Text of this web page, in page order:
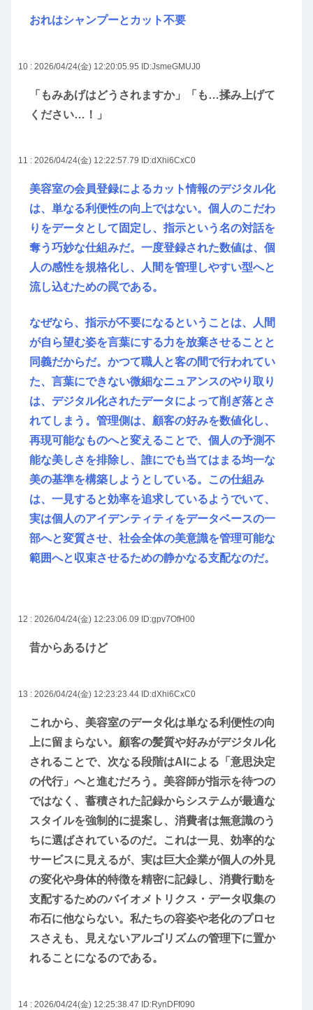
おれはシャンプーとカット不要
10 : 2026/04/24(金) 12:20:05.95 ID:JsmeGMUJ0
「もみあげはどうされますか」「も…揉み上げて
ください…！」
11 : 2026/04/24(金) 12:22:57.79 ID:dXhi6CxC0
美容室の会員登録によるカット情報のデジタル化
は、単なる利便性の向上ではない。個人のこだわ
りをデータとして固定し、指示という名の対話を
奪う巧妙な仕組みだ。一度登録された数値は、個
人の感性を規格化し、人間を管理しやすい型へと
流し込むための罠である。
なぜなら、指示が不要になるということは、人間
が自ら望む姿を言葉にする力を放棄させることと
同義だからだ。かつて職人と客の間で行われてい
た、言葉にできない微細なニュアンスのやり取り
は、デジタル化されたデータによって削ぎ落とさ
れてしまう。管理側は、顧客の好みを数値化し、
再現可能なものへと変えることで、個人の予測不
能な美しさを排除し、誰にでも当てはまる均一な
美の基準を構築しようとしている。この仕組み
は、一見すると効率を追求しているようでいて、
実は個人のアイデンティティをデータベースの一
部へと変質させ、社会全体の美意識を管理可能な
範囲へと収束させるための静かなる支配なのだ。
12 : 2026/04/24(金) 12:23:06.09 ID:gpv7OfH00
昔からあるけど
13 : 2026/04/24(金) 12:23:23.44 ID:dXhi6CxC0
これから、美容室のデータ化は単なる利便性の向
上に留まらない。顧客の髪質や好みがデジタル化
されることで、次なる段階はAIによる「意思決定
の代行」へと進むだろう。美容師が指示を待つの
ではなく、蓄積された記録からシステムが最適な
スタイルを強制的に提案し、消費者は無意識のう
ちに選ばされているのだ。これは一見、効率的な
サービスに見えるが、実は巨大企業が個人の外見
の変化や身体的特徴を精密に記録し、消費行動を
支配するためのバイオメトリクス・データ収集の
布石に他ならない。私たちの容姿や老化のプロセ
スさえも、見えないアルゴリズムの管理下に置か
れることになるのである。
14 : 2026/04/24(金) 12:25:38.47 ID:RynDFf090